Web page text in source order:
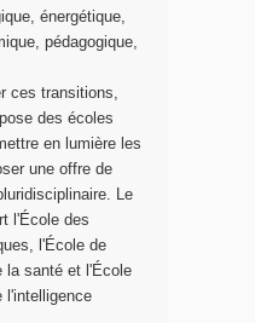
énergétique,
pédagogique,
ces transitions,
des écoles
en lumière les
une offre de
Le
l'École des
l'École de
la santé et l'École
l'intelligence